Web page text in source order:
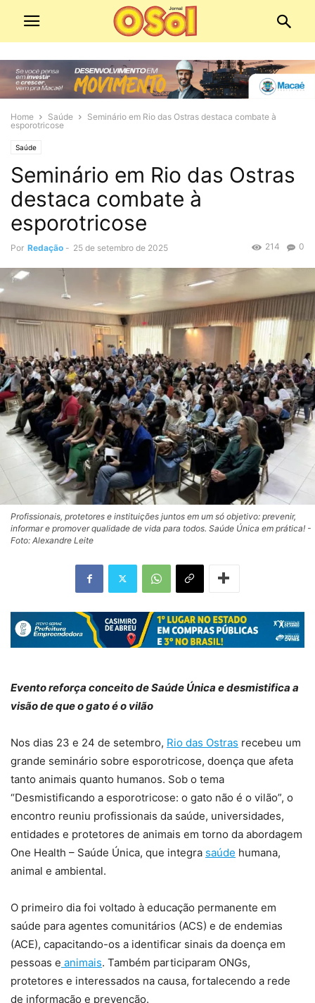
Home Saúde
Seminário em Rio das Ostras destaca combate à
esporotricose
Saúde
Seminário em Rio das Ostras
destaca combate à
esporotricose
Por Redação - 25 de setembro de 2025 0
214
Profissionais, protetores e instituições juntos em um só objetivo: prevenir,
informar e promover qualidade de vida para todos. Saúde Única em prática! -
Foto: Alexandre Leite
Evento reforça conceito de Saúde Única e desmistifica a
visão de que o gato é o vilão
Nos dias 23 e 24 de setembro, Rio das Ostras recebeu um
grande seminário sobre esporotricose, doença que afeta
tanto animais quanto humanos. Sob o tema
“Desmistificando a esporotricose: o gato não é o vilão”, o
encontro reuniu profissionais da saúde, universidades,
entidades e protetores de animais em torno da abordagem
One Health – Saúde Única, que integra saúde humana,
animal e ambiental.
O primeiro dia foi voltado à educação permanente em
saúde para agentes comunitários (ACS) e de endemias
(ACE), capacitando-os a identificar sinais da doença em
pessoas e animais. Também participaram ONGs,
protetores e interessados na causa, fortalecendo a rede
de informação e prevenção.